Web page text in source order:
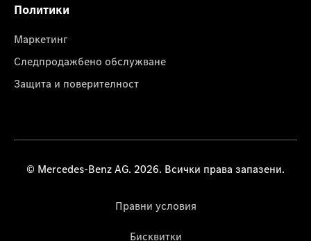
Политики
Маркетинг
Следпродажбено обслужване
Защита и поверителност
© Mercedes-Benz AG. 2026. Всички права запазени.
Правни условия
Бисквитки